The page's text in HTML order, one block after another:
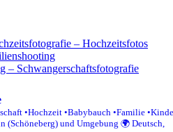
– Hochzeitsfotos
– Schwangerschaftsfotografie
•Hochzeit •Babybauch •Familie
(Schöneberg) und Umgebung 🌍 Deutsch,